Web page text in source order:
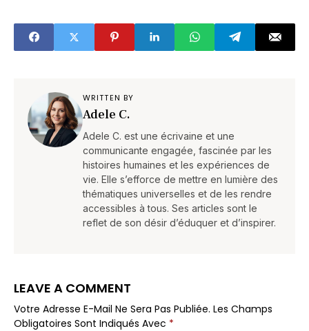
WRITTEN BY
Adele C.
Adele C. est une écrivaine et une
communicante engagée, fascinée par les
histoires humaines et les expériences de
vie. Elle s’efforce de mettre en lumière des
thématiques universelles et de les rendre
accessibles à tous. Ses articles sont le
reflet de son désir d’éduquer et d’inspirer.
LEAVE A COMMENT
Votre Adresse E-Mail Ne Sera Pas Publiée. Les Champs
Obligatoires Sont Indiqués Avec *